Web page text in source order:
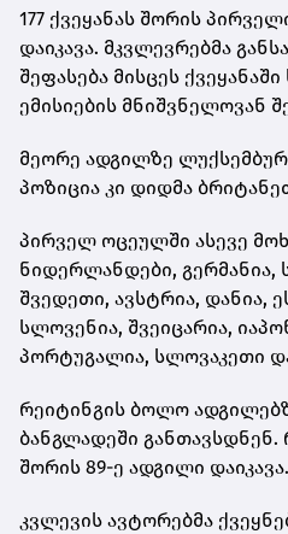
177 ქვეყანას შორის
დაიკავა. მკვლევრებმა
შეფასება მისცეს
ემისიების მნიშვნელოვან
მეორე ადგილზე
პოზიცია კი დიდმა
პირველ ოცეულში ასევე
ნიდერლანდები, გერმანია,
შვედეთი, ავსტრია, დანია,
სლოვენია, შვეიცარია,
პორტუგალია, სლოვაკეთი
რეიტინგის ბოლო
ბანგლადეში განთავსდნენ.
შორის 89-ე ადგილი დაიკავა.
კვლევის ავტორებმა